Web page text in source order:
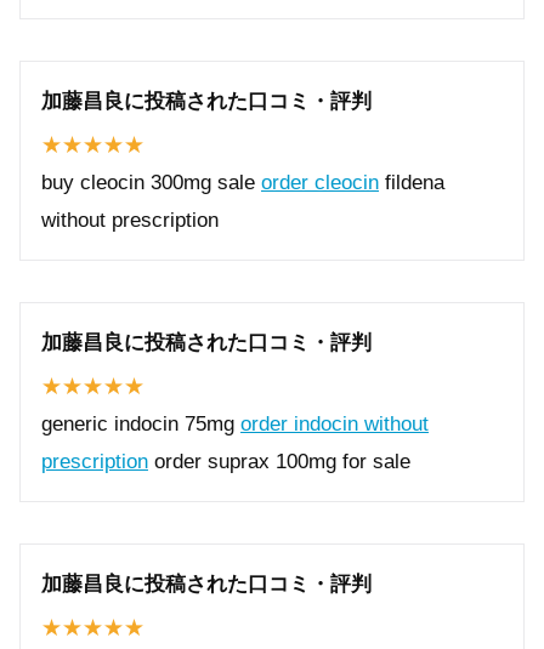
加藤昌良に投稿された口コミ・評判
buy cleocin 300mg sale order cleocin fildena
without prescription
加藤昌良に投稿された口コミ・評判
generic indocin 75mg order indocin without
prescription order suprax 100mg for sale
加藤昌良に投稿された口コミ・評判